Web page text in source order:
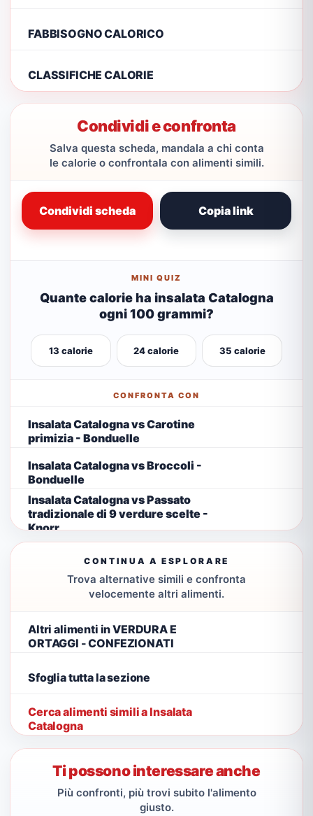
FABBISOGNO CALORICO
CLASSIFICHE CALORIE
Condividi e confronta
Salva questa scheda, mandala a chi conta
le calorie o confrontala con alimenti simili.
Condividi scheda Copia link
MINI QUIZ
Quante calorie ha insalata Catalogna
ogni 100 grammi?
13 calorie 24 calorie 35 calorie
CONFRONTA CON
Insalata Catalogna vs Carotine
primizia - Bonduelle
Insalata Catalogna vs Broccoli -
Bonduelle
Insalata Catalogna vs Passato
tradizionale di 9 verdure scelte -
Knorr
CONTINUA A ESPLORARE
Trova alternative simili e confronta
velocemente altri alimenti.
Altri alimenti in VERDURA E
ORTAGGI - CONFEZIONATI
Sfoglia tutta la sezione
Cerca alimenti simili a Insalata
Catalogna
Ti possono interessare anche
Più confronti, più trovi subito l'alimento
giusto.